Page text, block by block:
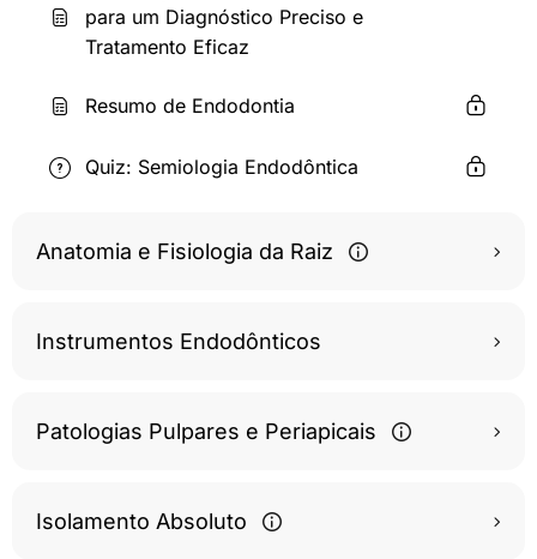
para um Diagnóstico Preciso e
Tratamento Eficaz
Resumo de Endodontia
Quiz: Semiologia Endodôntica
Anatomia e Fisiologia da Raiz
Instrumentos Endodônticos
Patologias Pulpares e Periapicais
Isolamento Absoluto